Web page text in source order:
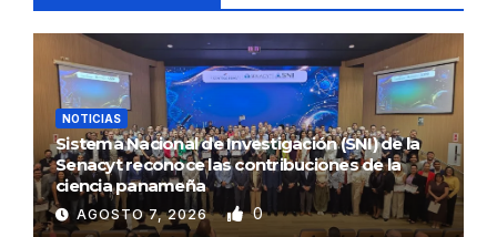
NOTICIAS
Sistema Nacional de Investigación (SNI) de la
Senacyt reconoce las contribuciones de la
ciencia panameña
AGOSTO 7, 2026 0